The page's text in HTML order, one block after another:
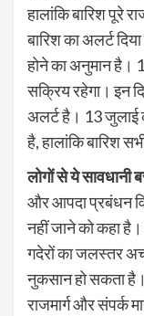
हालांकि बारिश पूरे
बारिश का अलर्ट
होने का अनुमान है।
सक्रिय रहेगा। इन
अलर्ट है। 13 जुलाई
है, हालांकि बारिश
लोगों से ये सावधानी
और आपदा प्रबंधन
नहीं जाने को कहा है।
गदेरों का जलस्तर
नुकसान हो सकता
राजमार्ग और संपर्क